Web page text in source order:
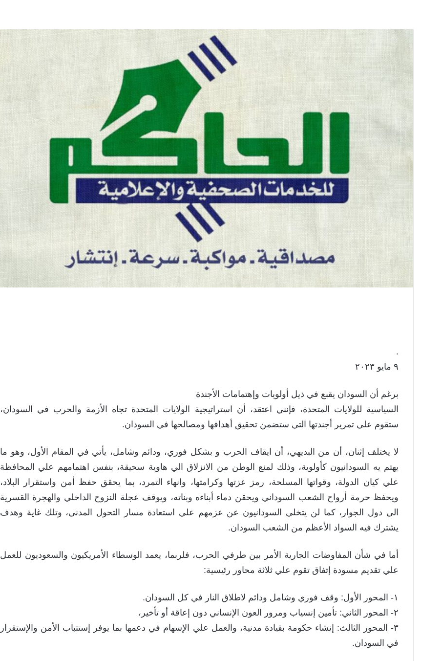
.
٩ مايو ٢٠٢٣
‎السياسية للولايات المتحدة، فإنني اعتقد، أن استراتيجية الولايات المتحدة تجاه الأزمة والحرب في السودان،
ستقوم علي تمرير أجندتها التي ستضمن تحقيق أهدافها ومصالحها في السودان.
‎لا يختلف إثنان، أن من البديهي، أن ايقاف الحرب و بشكل فوري، ودائم وشامل، يأتي في المقام الأول، وهو ما
يهتم يه السودانيون كأولوية، وذلك لمنع الوطن من الانزلاق الي هاوية سحيقة، بنفس اهتمامهم علي المحافظة
علي كيان الدولة، وقواتها المسلحة، رمز عزتها وكرامتها، وانهاء التمرد، بما يحقق حفظ أمن واستقرار البلاد،
ويحفظ حرمة أرواح الشعب السوداني ويحقن دماء أبناءه وبناته، ويوقف عجلة النزوح الداخلي والهجرة القسرية
الي دول الجوار، كما لن يتخلي السودانيون عن عزمهم علي استعادة مسار التحول المدني، وتلك غاية وهدف
يشترك فيه السواد الأعظم من الشعب السودان.
‎أما في شأن المفاوضات الجارية الأمر بين طرفي الحرب، فلربما، يعمد الوسطاء الأمريكيون والسعوديون للعمل
علي تقديم مسودة إتفاق تقوم علي ثلاثة محاور رئيسية:
‎١- المحور الأول: وقف فوري وشامل ودائم لاطلاق النار في كل السودان.
‎٢- المحور الثاني: تأمين إنسياب ومرور العون الإنساني دون إعاقة أو تأخير،
‎٣- المحور الثالث: إنشاء حكومة بقيادة مدنية، والعمل علي الإسهام في دعمها بما يوفر إستتباب الأمن والإستقرار
في السودان.